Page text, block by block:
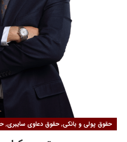
حقوق پولی و بانکی,حقوق دعاوی سایبری,